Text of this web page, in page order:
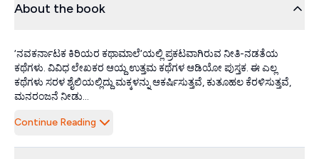
About the book
‘ನವಕರ್ನಾಟಕ ಕಿರಿಯರ ಕಥಾಮಾಲೆ‘ಯಲ್ಲಿ ಪ್ರಕಟವಾಗಿರುವ ನೀತಿ-ನಡತೆಯ
ಕಥೆಗಳು. ವಿವಿಧ ಲೇಖಕರ ಆಯ್ದ ಉತ್ತಮ ಕಥೆಗಳ ಆಡಿಯೋ ಪುಸ್ತಕ. ಈ ಎಲ್ಲ
ಕಥೆಗಳು ಸರಳ ಶೈಲಿಯಲ್ಲಿದ್ದು ಮಕ್ಕಳನ್ನು ಆಕರ್ಷಿಸುತ್ತವೆ, ಕುತೂಹಲ ಕೆರಳಿಸುತ್ತವೆ,
ಮನರಂಜನೆ ನೀಡು...
Continue Reading